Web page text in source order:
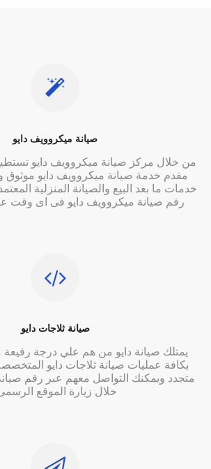
صيانة ميكروويف دايو
من خلال مركز صيانة ميكروويف دايو
مقدم خدمة صيانة ميكروويف دايو
خدمات ما بعد البيع والصيانة المنزلية
رقم صيانة ميكروويف دايو فى اى وقت
صيانة ثلاجات دايو
يمتلك صيانة دايو من هم علي درجة رفيعة
بكافة عمليات صيانة ثلاجات دايو
متجدد ويمكنك التواصل معهم عبر رقم
خلال زيارة الموقع